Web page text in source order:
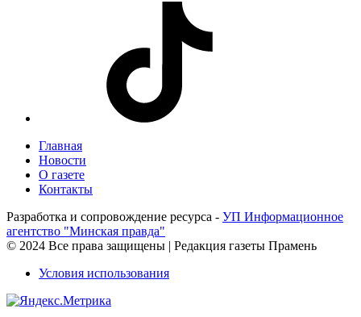
Главная
Новости
О газете
Контакты
Разработка и сопровождение ресурса - УП Информационное
агентство "Минская правда"
© 2024 Все права защищены | Редакция газеты Прамень
Условия использования